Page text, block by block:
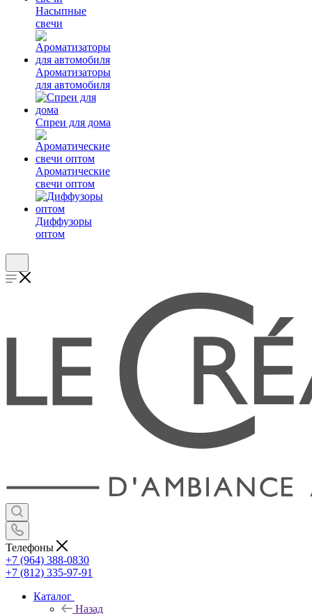
Насыпные
свечи
Ароматизаторы
для автомобиля
Спреи для дома
Ароматические
свечи оптом
Диффузоры
оптом
Телефоны
+7 (964) 388-0830
+7 (812) 335-97-91
Каталог
Назад